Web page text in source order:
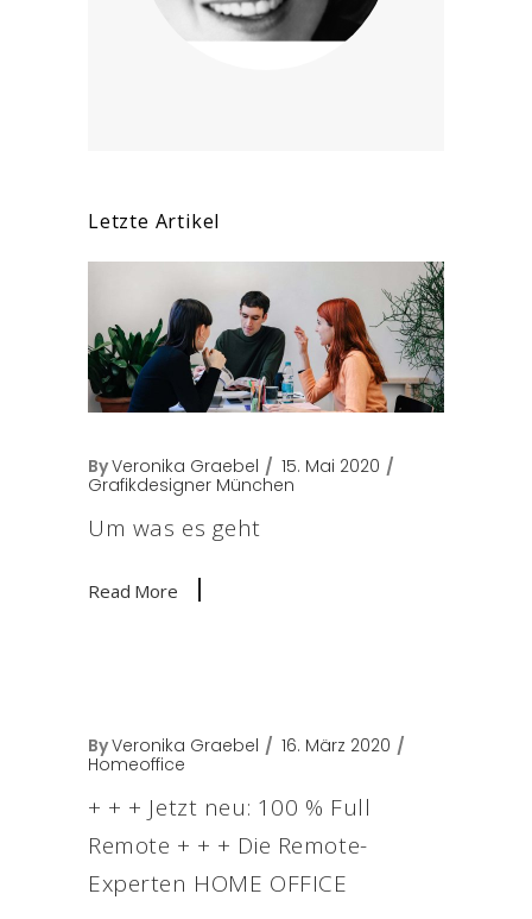
Letzte Artikel
ByVeronika Graebel
15. Mai 2020
Grafikdesigner München
Um was es geht
Read More
ByVeronika Graebel
16. März 2020
Homeoffice
+ + + Jetzt neu: 100 % Full
Remote + + + Die Remote-
Experten HOME OFFICE